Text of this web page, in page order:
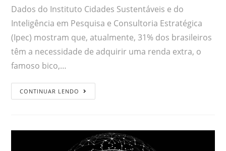
Dados do Instituto Cidades Sustentáveis e do
Inteligência em Pesquisa e Consultoria Estratégica
(Ipec) mostram que, atualmente, 31% dos brasileiros
têm a necessidade de adquirir uma renda extra, o
famoso bico,…
CONTINUAR LENDO